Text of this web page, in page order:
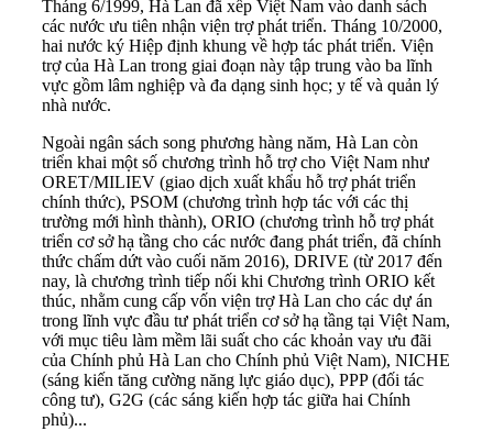
Tháng 6/1999, Hà Lan đã xếp Việt Nam vào danh sách
các nước ưu tiên nhận viện trợ phát triển. Tháng 10/2000,
hai nước ký Hiệp định khung về hợp tác phát triển. Viện
trợ của Hà Lan trong giai đoạn này tập trung vào ba lĩnh
vực gồm lâm nghiệp và đa dạng sinh học; y tế và quản lý
nhà nước.
Ngoài ngân sách song phương hàng năm, Hà Lan còn
triển khai một số chương trình hỗ trợ cho Việt Nam như
ORET/MILIEV (giao dịch xuất khẩu hỗ trợ phát triển
chính thức), PSOM (chương trình hợp tác với các thị
trường mới hình thành), ORIO (chương trình hỗ trợ phát
triển cơ sở hạ tầng cho các nước đang phát triển, đã chính
thức chấm dứt vào cuối năm 2016), DRIVE (từ 2017 đến
nay, là chương trình tiếp nối khi Chương trình ORIO kết
thúc, nhằm cung cấp vốn viện trợ Hà Lan cho các dự án
trong lĩnh vực đầu tư phát triển cơ sở hạ tầng tại Việt Nam,
với mục tiêu làm mềm lãi suất cho các khoản vay ưu đãi
của Chính phủ Hà Lan cho Chính phủ Việt Nam), NICHE
(sáng kiến tăng cường năng lực giáo dục), PPP (đối tác
công tư), G2G (các sáng kiến hợp tác giữa hai Chính
phủ)...